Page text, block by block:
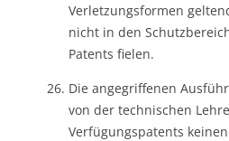
Verletzungsformen
nicht in den
Patents fielen.
Die angegriffenen
von der technischen
Verfügungspatents